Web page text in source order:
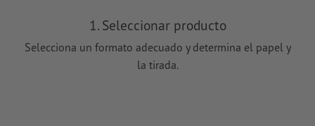
1. Seleccionar producto
Selecciona un formato adecuado y determina el papel y
la tirada.